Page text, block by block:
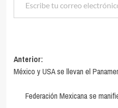
Navegación
de
entradas
Anterior:
México y USA se llevan el
Federación Mexicana se